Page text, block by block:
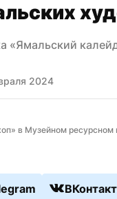
«Ямальский
2024
в Музейном